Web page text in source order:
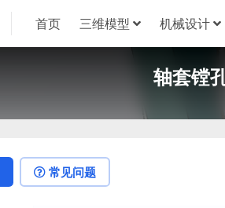
首页 三维模型 机械设计
轴套镗
常见问题